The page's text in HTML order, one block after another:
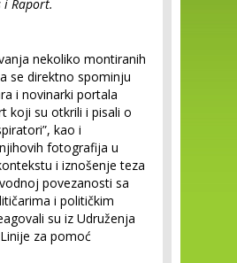
i Raport.
nekoliko montiranih
se direktno spominju
i novinarki portala
koji su otkrili i pisali o
kao i
fotografija u
i iznošenje teza
povezanosti sa
i političkim
su iz Udruženja
za pomoć